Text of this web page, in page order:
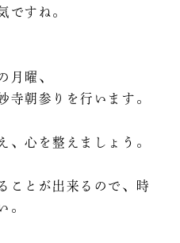
ですね。
月曜、
寺朝参りを行います。
、心を整えましょう。
ことが出来るので、時
。